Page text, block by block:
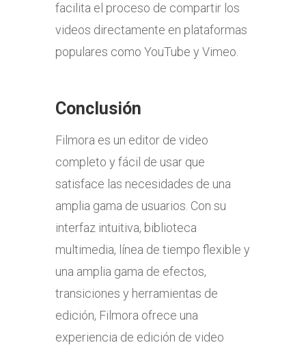
facilita el proceso de compartir los
videos directamente en plataformas
populares como YouTube y Vimeo.
Conclusión
Filmora es un editor de video
completo y fácil de usar que
satisface las necesidades de una
amplia gama de usuarios. Con su
interfaz intuitiva, biblioteca
multimedia, línea de tiempo flexible y
una amplia gama de efectos,
transiciones y herramientas de
edición, Filmora ofrece una
experiencia de edición de video